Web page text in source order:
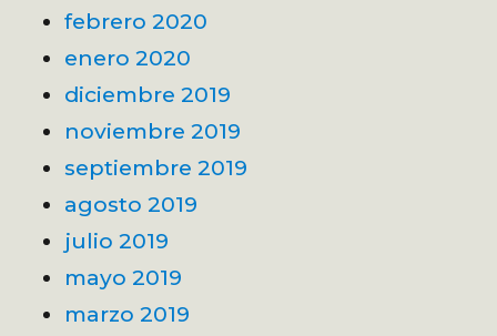
febrero 2020
enero 2020
diciembre 2019
noviembre 2019
septiembre 2019
agosto 2019
julio 2019
mayo 2019
marzo 2019